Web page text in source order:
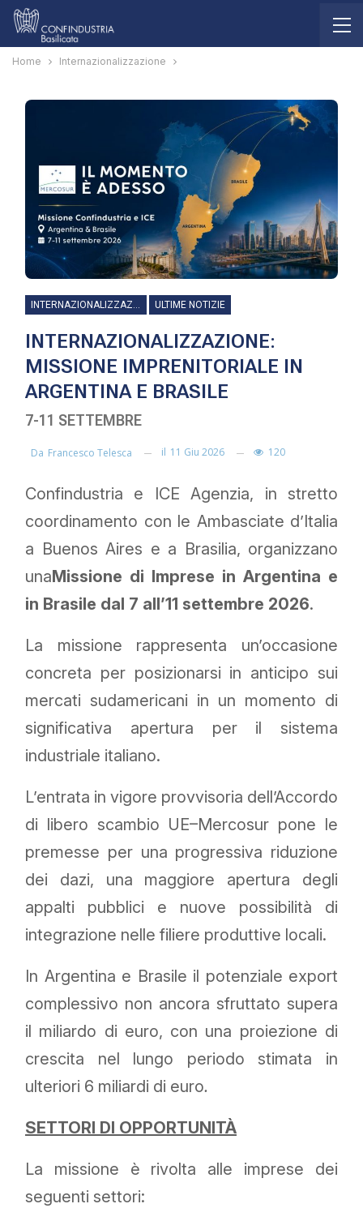
Home Internazionalizzazione
INTERNAZIONALIZZAZIONE ULTIME NOTIZIE
INTERNAZIONALIZZAZIONE:
MISSIONE IMPRENITORIALE IN
ARGENTINA E BRASILE
7-11 SETTEMBRE
Da Francesco Telesca il 11 Giu 2026 120
Confindustria e ICE Agenzia, in stretto
coordinamento con le Ambasciate d’Italia
a Buenos Aires e a Brasilia, organizzano
unaMissione di Imprese in Argentina e
in Brasile dal 7 all’11 settembre 2026.
La missione rappresenta un’occasione
concreta per posizionarsi in anticipo sui
mercati sudamericani in un momento di
significativa apertura per il sistema
industriale italiano.
L’entrata in vigore provvisoria dell’Accordo
di libero scambio UE–Mercosur pone le
premesse per una progressiva riduzione
dei dazi, una maggiore apertura degli
appalti pubblici e nuove possibilità di
integrazione nelle filiere produttive locali.
In Argentina e Brasile il potenziale export
complessivo non ancora sfruttato supera
il miliardo di euro, con una proiezione di
crescita nel lungo periodo stimata in
ulteriori 6 miliardi di euro.
SETTORI DI OPPORTUNITÀ
La missione è rivolta alle imprese dei
seguenti settori: